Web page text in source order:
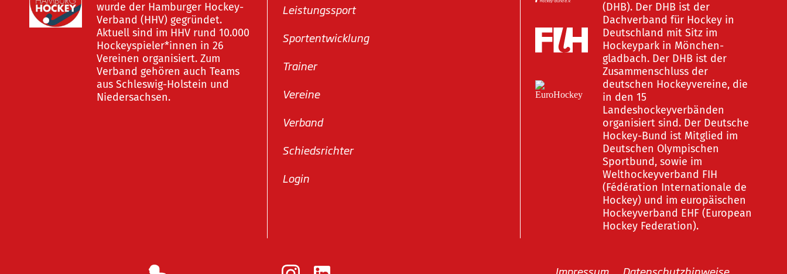
wurde der Hamburger Hockey-
Verband (HHV) gegründet.
Aktuell sind im HHV rund 10.000
Hockeyspieler*innen in 26
Vereinen organisiert. Zum
Verband gehören auch Teams
aus Schleswig-Holstein und
Niedersachsen.
Leistungssport
Sportentwicklung
Trainer
Vereine
Verband
Schiedsrichter
Login
(DHB). Der DHB ist der
Dachverband für Hockey in
Deutschland mit Sitz im
Hockeypark in Mönchen-
gladbach. Der DHB ist der
Zusammenschluss der
deutschen Hockeyvereine, die
in den 15
Landeshockeyverbänden
organisiert sind. Der Deutsche
Hockey-Bund ist Mitglied im
Deutschen Olympischen
Sportbund, sowie im
Welthockeyverband FIH
(Fédération Internationale de
Hockey) und im europäischen
Hockeyverband EHF (European
Hockey Federation).